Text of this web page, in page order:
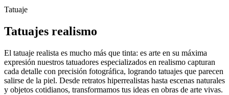
Tatuaje
Tatuajes realismo
El tatuaje realista es mucho más que tinta: es arte en su máxima
expresión nuestros tatuadores especializados en realismo capturan
cada detalle con precisión fotográfica, logrando tatuajes que parecen
salirse de la piel. Desde retratos hiperrealistas hasta escenas naturales
y objetos cotidianos, transformamos tus ideas en obras de arte vivas.